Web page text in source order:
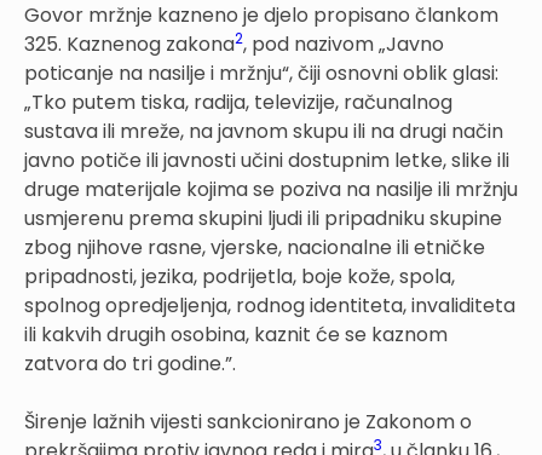
Govor mržnje kazneno je djelo propisano člankom
325. Kaznenog zakona2, pod nazivom „Javno
poticanje na nasilje i mržnju“, čiji osnovni oblik glasi:
„Tko putem tiska, radija, televizije, računalnog
sustava ili mreže, na javnom skupu ili na drugi način
javno potiče ili javnosti učini dostupnim letke, slike ili
druge materijale kojima se poziva na nasilje ili mržnju
usmjerenu prema skupini ljudi ili pripadniku skupine
zbog njihove rasne, vjerske, nacionalne ili etničke
pripadnosti, jezika, podrijetla, boje kože, spola,
spolnog opredjeljenja, rodnog identiteta, invaliditeta
ili kakvih drugih osobina, kaznit će se kaznom
zatvora do tri godine.”.
Širenje lažnih vijesti sankcionirano je Zakonom o
3